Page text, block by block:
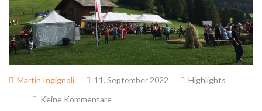
Martin Ingignoli 11. September 2022
Highlights
Keine Kommentare